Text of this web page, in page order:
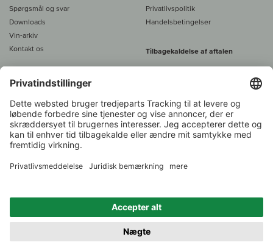
Spørgsmål og svar
Downloads
Vin-arkiv
Kontakt os
Privatlivspolitik
Handelsbetingelser
Tilbagekaldelse af aftalen
Alle priser er inkl. moms, plus 39
450 DKK gratis fragt
Kundeservice:
1.000 vinavlere –
Vinhandler
i år 2022
Tilbage